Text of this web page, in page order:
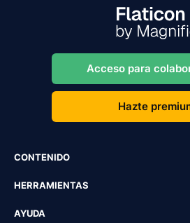
Acceso para
Hazte
CONTENIDO
HERRAMIENTAS
AYUDA